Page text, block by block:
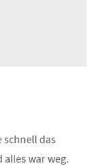
das
war weg.